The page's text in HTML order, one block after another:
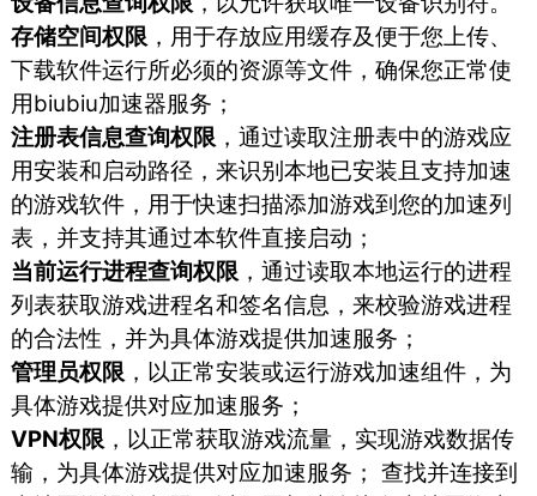
存储空间权限 ，用于存放应用缓存及便于您上传、
下载软件运行所必须的资源等文件，确保您正常使
用biubiu加速器服务；
注册表信息查询权限 ，通过读取注册表中的游戏应
用安装和启动路径，来识别本地已安装且支持加速
的游戏软件，用于快速扫描添加游戏到您的加速列
表，并支持其通过本软件直接启动；
当前运行进程查询权限 ，通过读取本地运行的进程
列表获取游戏进程名和签名信息，来校验游戏进程
的合法性，并为具体游戏提供加速服务；
管理员权限 ，以正常安装或运行游戏加速组件，为
具体游戏提供对应加速服务；
VPN权限 ，以正常获取游戏流量，实现游戏数据传
输，为具体游戏提供对应加速服务； 查找并连接到